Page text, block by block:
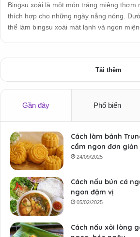
Bingsu xoài là một món tráng miệng thơm
thích hợp cho những ngày nắng nóng.
thể làm bingsu xoài mát lạnh và ngon
Tải thêm
Gần đây Phổ biến
Cách làm bánh
cẩm ngon đơn giản
24/09/2025
Cách nấu bún cá
ngon đậm vị
05/02/2025
Cách nấu xôi lòng